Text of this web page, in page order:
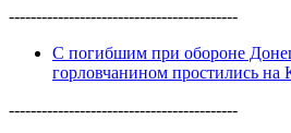
------------------------------------------
С погибшим при обороне
горловчанином простились на
------------------------------------------